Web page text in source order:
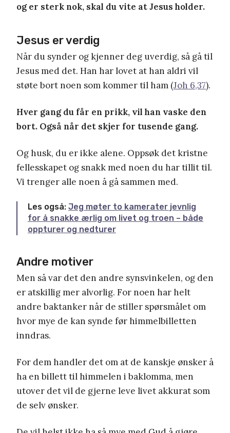
og er sterk nok, skal du vite at Jesus holder.
Jesus er verdig
Når du synder og kjenner deg uverdig, så gå til
Jesus med det. Han har lovet at han aldri vil
støte bort noen som kommer til ham (Joh 6,37).
Hver gang du får en prikk, vil han vaske den
bort. Også når det skjer for tusende gang.
Og husk, du er ikke alene. Oppsøk det kristne
fellesskapet og snakk med noen du har tillit til.
Vi trenger alle noen å gå sammen med.
Les også: Jeg møter to kamerater jevnlig
for å snakke ærlig om livet og troen – både
oppturer og nedturer
Andre motiver
Men så var det den andre synsvinkelen, og den
er atskillig mer alvorlig. For noen har helt
andre baktanker når de stiller spørsmålet om
hvor mye de kan synde før himmelbilletten
inndras.
For dem handler det om at de kanskje ønsker å
ha en billett til himmelen i baklomma, men
utover det vil de gjerne leve livet akkurat som
de selv ønsker.